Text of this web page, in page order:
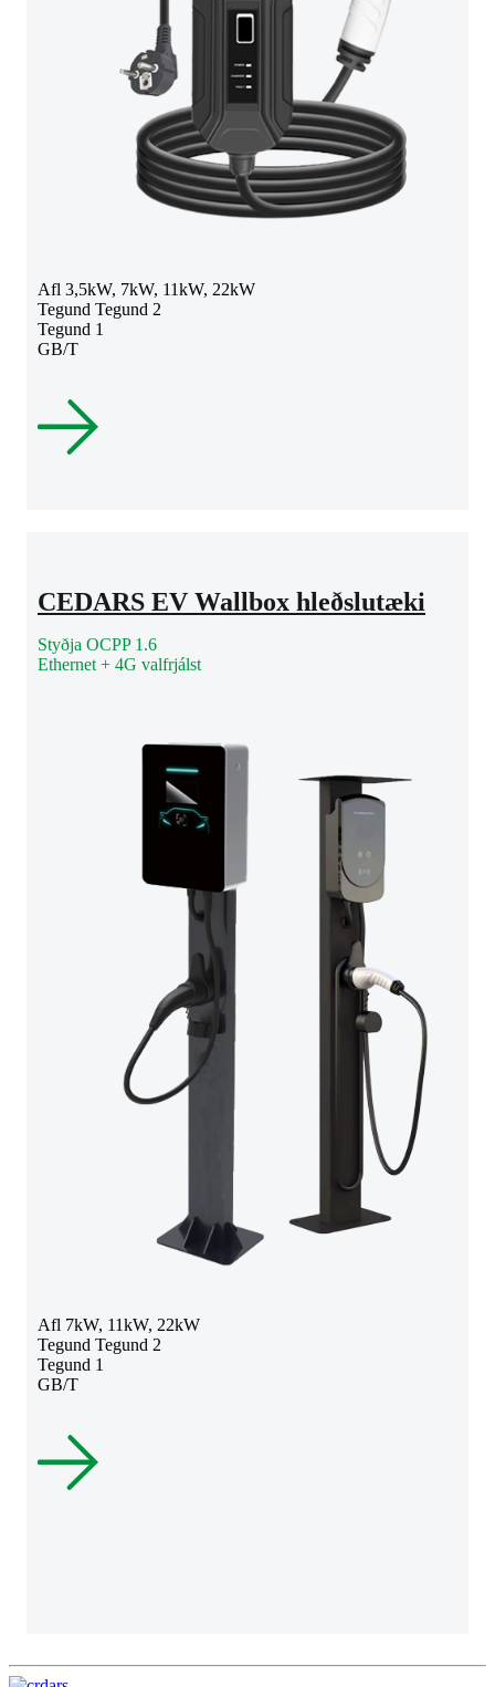
Afl 3,5kW, 7kW, 11kW, 22kW
Tegund Tegund 2
Tegund 1
GB/T
CEDARS EV Wallbox hleðslutæki
Styðja OCPP 1.6
Ethernet + 4G valfrjálst
Afl 7kW, 11kW, 22kW
Tegund Tegund 2
Tegund 1
GB/T